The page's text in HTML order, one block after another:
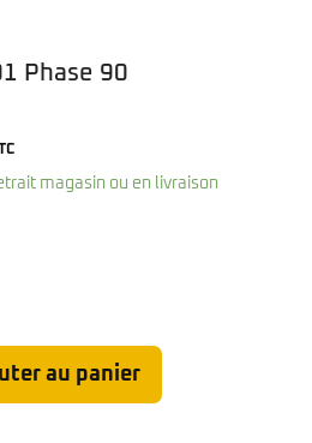
Phase 90
magasin ou en livraison
au panier